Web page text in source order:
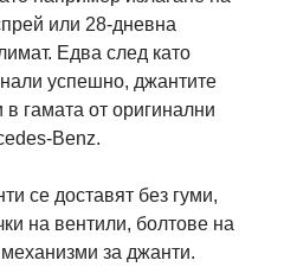
или 28-дневна
Едва след като
успешно, джантите
гамата от оригинални
Benz.
се доставят без гуми,
на вентили, болтове на
за джанти.